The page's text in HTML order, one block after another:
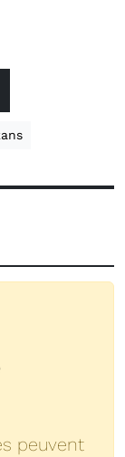
peuvent